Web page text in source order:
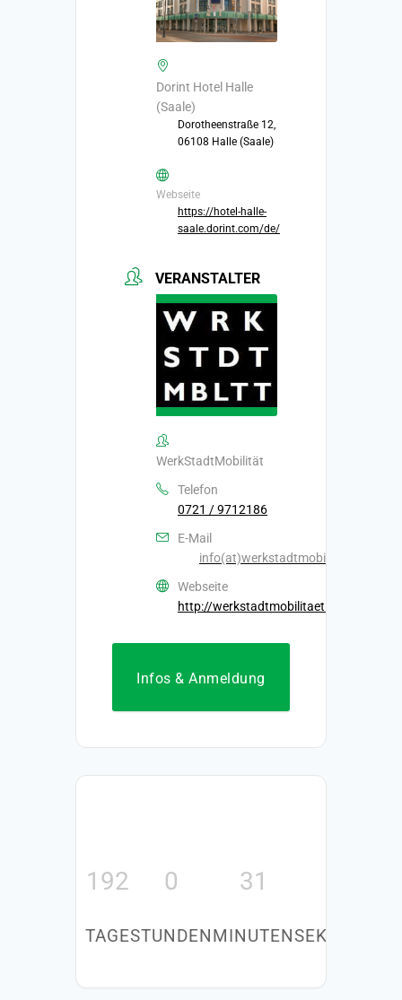
Dorint Hotel Halle
(Saale)
Dorotheenstraße 12,
06108 Halle (Saale)
Webseite
https://hotel-halle-
saale.dorint.com/de/
VERANSTALTER
WerkStadtMobilität
Telefon
0721 / 9712186
E-Mail
info(at)werkstadtmobilitaet.de
Webseite
http://werkstadtmobilitaet.de/
Infos & Anmeldung
192
TAGE
0
STUNDEN
31
MINUTENSEKUNDEN